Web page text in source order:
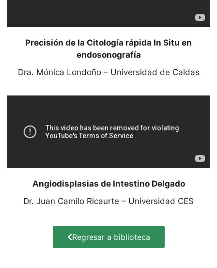
Precisión de la Citología rápida In Situ en
endosonografía
Dra. Mónica Londoño – Universidad de Caldas
Angiodisplasias de Intestino Delgado
Dr. Juan Camilo Ricaurte – Universidad CES
Regresar a biblioteca